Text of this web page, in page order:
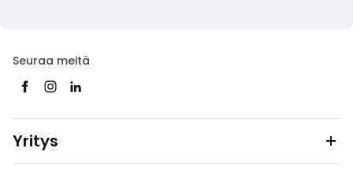
Seuraa meitä
Yritys